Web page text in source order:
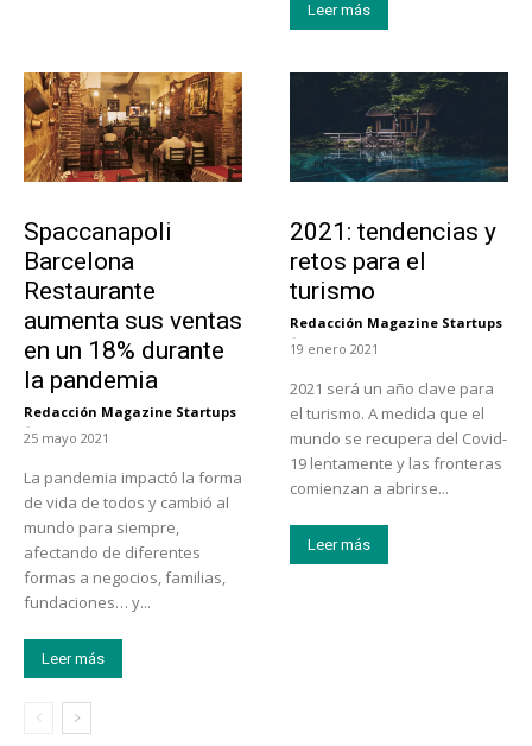
Leer más
Spaccanapoli
Barcelona
Restaurante
aumenta sus ventas
en un 18% durante
la pandemia
Redacción Magazine Startups
-
25 mayo 2021
La pandemia impactó la forma
de vida de todos y cambió al
mundo para siempre,
afectando de diferentes
formas a negocios, familias,
fundaciones… y...
Leer más
2021: tendencias y
retos para el
turismo
Redacción Magazine Startups
-
19 enero 2021
2021 será un año clave para
el turismo. A medida que el
mundo se recupera del Covid-
19 lentamente y las fronteras
comienzan a abrirse...
Leer más